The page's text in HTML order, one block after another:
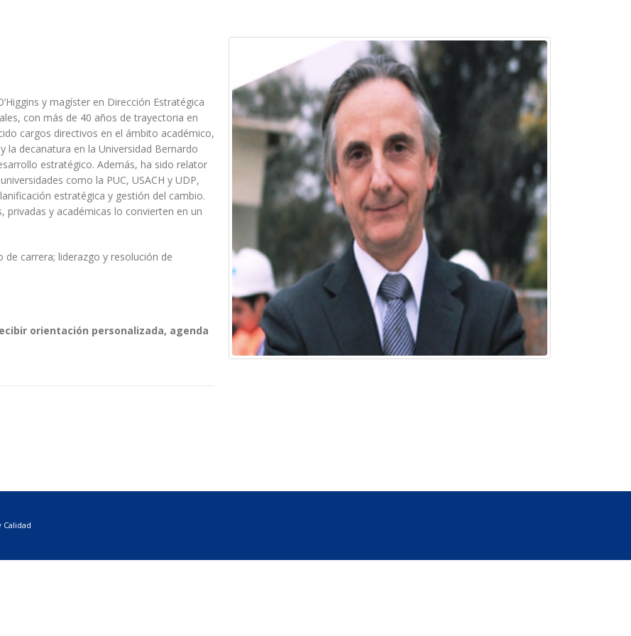
y magíster en Dirección Estratégica
con más de 40 años de trayectoria en
cargos directivos en el ámbito académico,
la decanatura en la Universidad Bernardo
estratégico. Además, ha sido relator
como la PUC, USACH y UDP,
estratégica y gestión del cambio.
privadas y académicas lo convierten en un
carrera; liderazgo y resolución de
orientación personalizada, agenda